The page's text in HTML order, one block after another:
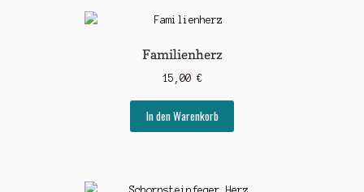
Familienherz
15,00 €
In den Warenkorb